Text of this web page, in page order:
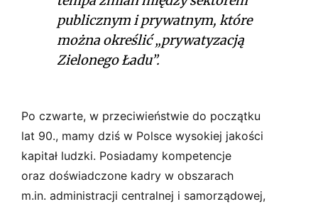
publicznym i prywatnym, które
można określić „prywatyzacją
Zielonego Ładu”.
Po czwarte, w przeciwieństwie do początku
lat 90., mamy dziś w Polsce wysokiej jakości
kapitał ludzki. Posiadamy kompetencje
oraz doświadczone kadry w obszarach
m.in. administracji centralnej i samorządowej,